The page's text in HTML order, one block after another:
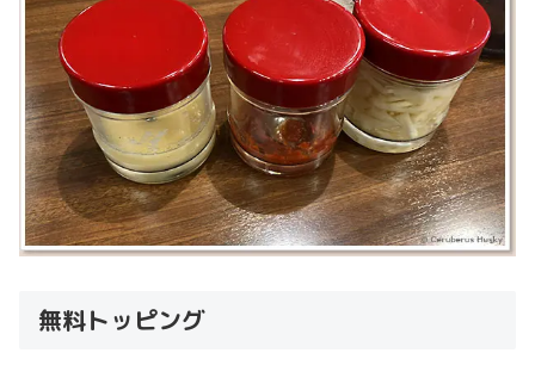
無料トッピング